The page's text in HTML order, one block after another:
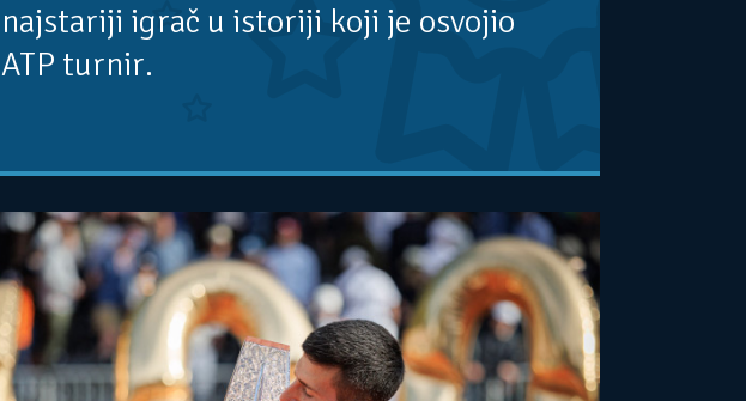
najstariji igrač u istoriji koji je osvojio
ATP turnir.